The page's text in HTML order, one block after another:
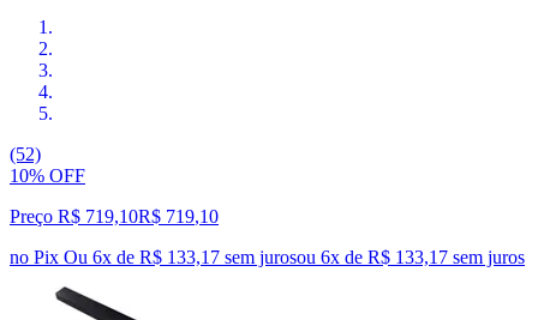
(52)
10% OFF
Preço R$ 719,10R$ 719,10
no Pix Ou 6x de R$ 133,17 sem jurosou 6x de R$ 133,17 sem juros